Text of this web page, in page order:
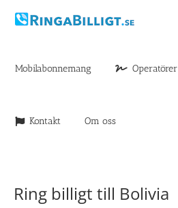
Mobilabonnemang Operatörer
Kontakt Om oss
Ring billigt till Bolivia